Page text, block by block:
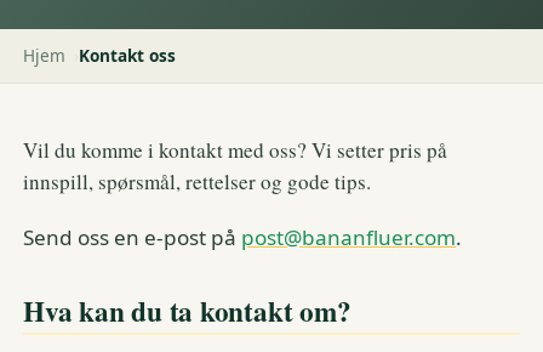
Hjem Kontakt oss
Vil du komme i kontakt med oss? Vi setter pris på
innspill, spørsmål, rettelser og gode tips.
Send oss en e-post på post@bananfluer.com.
Hva kan du ta kontakt om?